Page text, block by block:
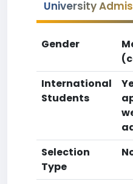
University
Gender
International
Students
Selection
Type